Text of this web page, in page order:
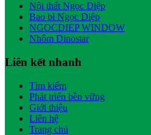
Nội thất Ngọc Diệp
Bao bì Ngọc Diệp
NGOCDIEP WINDOW
Nhôm Dinostar
Liên kết nhanh
Tìm kiếm
Phát triển bền vững
Giới thiệu
Liên hệ
Trang chủ